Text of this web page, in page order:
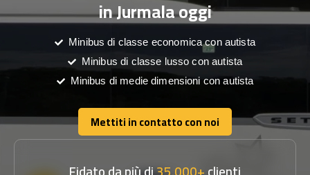
in Jurmala oggi
Minibus di classe economica con autista
Minibus di classe lusso con autista
Minibus di medie dimensioni con autista
Mettiti in contatto con noi
Mettiti in contatto con noi